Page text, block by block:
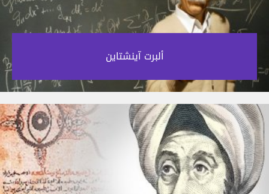
ألبرت آينشتاين‎